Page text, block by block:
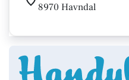
8970 Havndal